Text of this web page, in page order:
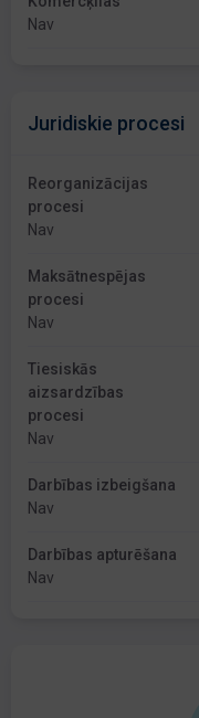
Nav
Juridiskie procesi
Reorganizācijas
procesi
Nav
Maksātnespējas
procesi
Nav
Tiesiskās
aizsardzības
procesi
Nav
Darbības izbeigšana
Nav
Darbības apturēšana
Nav